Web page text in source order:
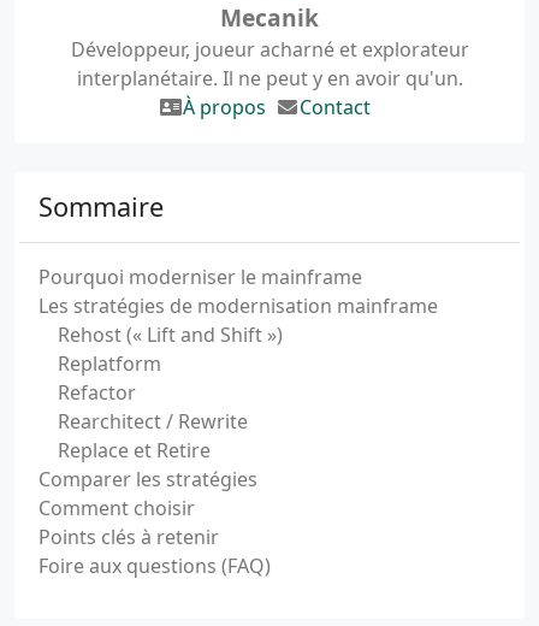
Mecanik
Développeur, joueur acharné et explorateur
interplanétaire. Il ne peut y en avoir qu'un.
À propos
Contact
Sommaire
Pourquoi moderniser le mainframe
Les stratégies de modernisation mainframe
Rehost (« Lift and Shift »)
Replatform
Refactor
Rearchitect / Rewrite
Replace et Retire
Comparer les stratégies
Comment choisir
Points clés à retenir
Foire aux questions (FAQ)